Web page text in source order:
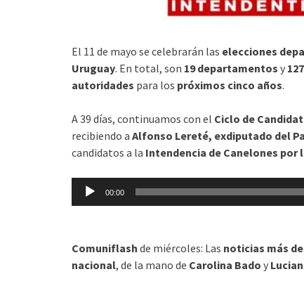
El 11 de mayo se celebrarán las elecciones
Uruguay. En total, son 19 departamentos y
autoridades para los próximos cinco años.
A 39 días, continuamos con el Ciclo de
recibiendo a Alfonso Lereté, exdiputado del
candidatos a la Intendencia de Canelones por
Reproductor
00:00
Comuniflash de miércoles: Las noticias más
nacional, de la mano de Carolina Bado y